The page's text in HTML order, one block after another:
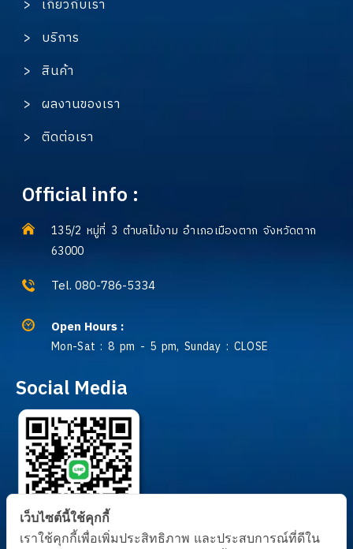
> เกี่ยวกับเรา
> บริการ
> สินค้า
> ผลงานของเรา
> ติดต่อเรา
Official info :
135/2 หมู่ที่ 3 ตำบลไม้งาม อำเภอเมืองตาก จังหวัดตาก
63000
Tel. 080-786-5334
Open Hours :
Mon-Sat : 8 pm - 5 pm, Sunday : CLOSE
Social Media
เว็บไซต์นี้ใช้คุกกี้
เราใช้คุกกี้เพื่อเพิ่มประสิทธิภาพ และประสบการณ์ที่ดีใน